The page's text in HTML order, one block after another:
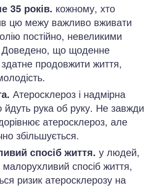
35 років. кожному, хто
цю межу важливо вживати
постійно, невеликими
Доведено, що щоденне
продовжити життя,
Атеросклероз і надмірна
йдуть рука об руку. Не завжди
атеросклероз, але
збільшується.
спосіб життя. у людей,
малорухливий спосіб життя,
ризик атеросклерозу на